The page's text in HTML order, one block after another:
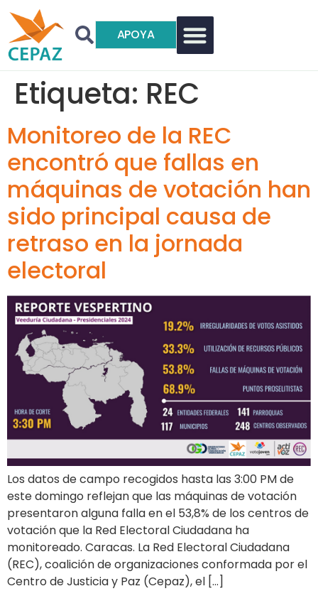
APOYA
Etiqueta: REC
Monitoreo de la REC
encontró que fallas en
máquinas de votación han
sido principal causa de
retraso en la jornada
electoral
Los datos de campo recogidos hasta las 3:00 PM de
este domingo reflejan que las máquinas de votación
presentaron alguna falla en el 53,8% de los centros de
votación que la Red Electoral Ciudadana ha
monitoreado. Caracas. La Red Electoral Ciudadana
(REC), coalición de organizaciones conformada por el
Centro de Justicia y Paz (Cepaz), el […]